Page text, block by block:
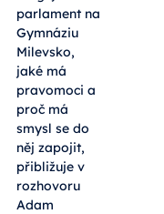
parlament na
Gymnáziu
Milevsko,
jaké má
pravomoci a
proč má
smysl se do
něj zapojit,
přibližuje v
rozhovoru
Adam